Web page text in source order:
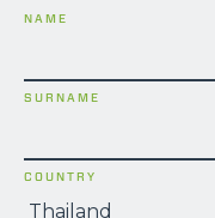
NAME
SURNAME
COUNTRY